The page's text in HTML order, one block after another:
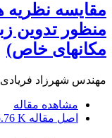
مقایسه
منظور تدوین
مکانهای خاص)
مهندس شهرزاد فریادی
مشاهده مقاله
اصل مقاله K